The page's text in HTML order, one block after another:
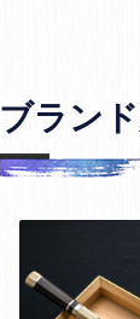
ブラン